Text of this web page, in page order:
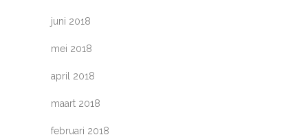
juni 2018
mei 2018
april 2018
maart 2018
februari 2018